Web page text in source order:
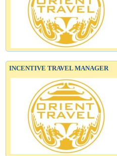
INCENTIVE TRAVEL MANAGER